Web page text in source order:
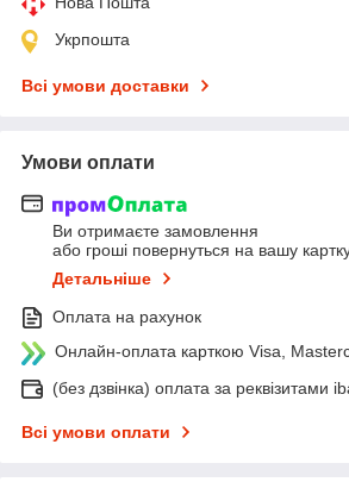
Укрпошта
Всі умови доставки
Умови оплати
Ви отримаєте замовлення
або гроші повернуться на вашу
Детальніше
Оплата на рахунок
Онлайн-оплата карткою Visa,
(без дзвінка) оплата за реквізитами
Всі умови оплати